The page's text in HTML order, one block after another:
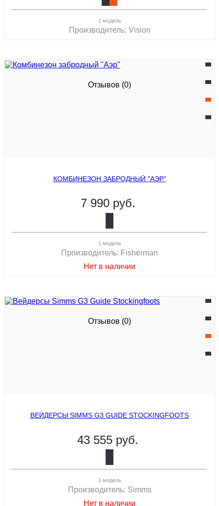
1 модель
Производитель: Vision
Отзывов (0)
КОМБИНЕЗОН ЗАБРОДНЫЙ "АЭР"
7 990 руб.
1 модель
Производитель: Fisherman
Нет в наличии
Отзывов (0)
ВЕЙДЕРСЫ SIMMS G3 GUIDE STOCKINGFOOTS
43 555 руб.
1 модель
Производитель: Simms
Нет в наличии